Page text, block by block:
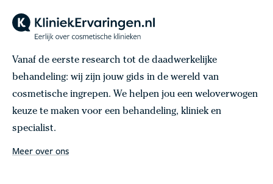
Vanaf de eerste research tot de daadwerkelijke
behandeling: wij zijn jouw gids in de wereld van
cosmetische ingrepen. We helpen jou een weloverwogen
keuze te maken voor een behandeling, kliniek en
specialist.
Meer over ons